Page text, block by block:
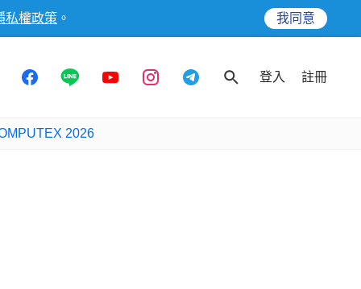
私權政策 。 我同意
登入 註冊
2026